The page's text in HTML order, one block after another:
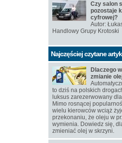
Czy salon
pozostaje
cyfrowej?
Autor:
Handlowy Grupy Krotoski
Najczęściej czytane
Dlaczego
zmianie
to dziś na polskich
luksus zarezerwowany
Mimo rosnącej
wielu kierowców wciąż
przekonaniu, że oleju w
wymienia. Dowiedz się,
zmieniać olej w skrzyni.